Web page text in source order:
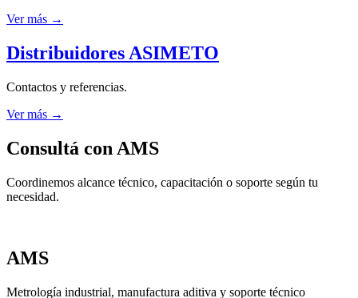
Ver más →
Distribuidores ASIMETO
Contactos y referencias.
Ver más →
Consultá con AMS
Coordinemos alcance técnico, capacitación o soporte según tu
necesidad.
AMS
Metrología industrial, manufactura aditiva y soporte técnico